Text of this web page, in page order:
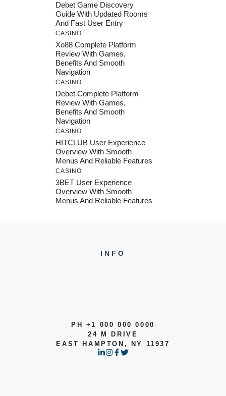
Debet Game Discovery
Guide With Updated Rooms
And Fast User Entry
CASINO
Xo88 Complete Platform
Review With Games,
Benefits And Smooth
Navigation
CASINO
Debet Complete Platform
Review With Games,
Benefits And Smooth
Navigation
CASINO
HITCLUB User Experience
Overview With Smooth
Menus And Reliable Features
CASINO
3BET User Experience
Overview With Smooth
Menus And Reliable Features
INFO
PH +1 000 000 0000
24 M DRIVE
EAST HAMPTON, NY 11937